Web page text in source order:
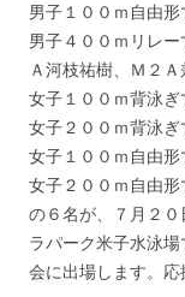
男子１００ｍ自由
男子４００ｍリレ
Ａ河枝祐樹、Ｍ２
女子１００ｍ背泳
女子２００ｍ背泳
女子１００ｍ自由
女子２００ｍ自由
の６名が、７月２
ラパーク米子水泳
会に出場します。応